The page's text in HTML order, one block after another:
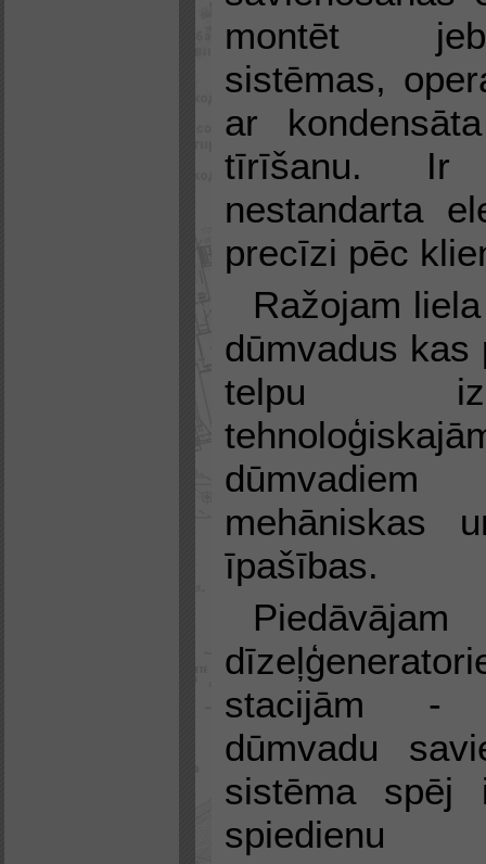
montēt
sistēmas,
ar
tīrīšanu. Ir
nestandarta
precīzi pēc
Ražojam
dūmvadus kas
telpu
mehāniskas
īpašības.
stacijām -
dūmvadu
sistēma spēj
spiedienu